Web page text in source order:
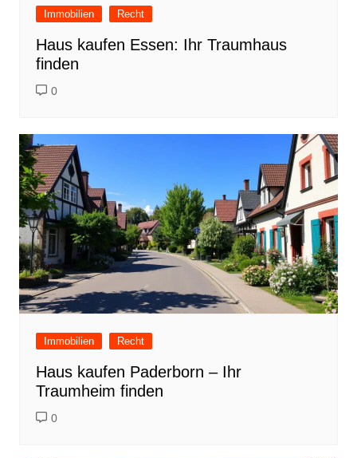
Immobilien Recht
Haus kaufen Essen: Ihr Traumhaus
finden
0
Immobilien Recht
Haus kaufen Paderborn – Ihr
Traumheim finden
0